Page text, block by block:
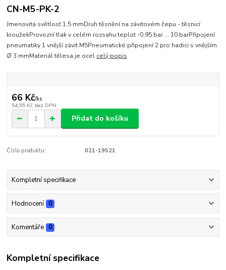
CN-M5-PK-2
Jmenovitá světlost 1,5 mmDruh těsnění na závitovém čepu - těsnicí
kroužekProvozní tlak v celém rozsahu teplot -0,95 bar ... 10 barPřipojení
pneumatiky 1 vnější závit M5Pneumatické připojení 2 pro hadici s vnějším
Ø 3 mmMateriál tělesa je ocel celý popis
66 Kč/ks
54,55 Kč bez DPH
Přidat do košíku
Číslo produktu: 021-19521
Kompletní specifikace
Hodnocení 0
Komentáře 0
Kompletní specifikace